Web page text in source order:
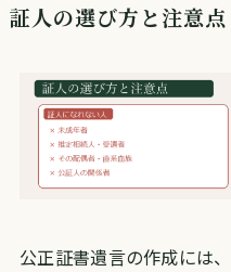
証人の選び方と注意点
公正証書遺言の作成には、